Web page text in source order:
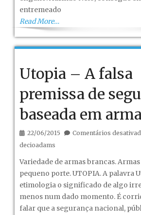
entremeado
Read More…
Utopia – A falsa
premissa de
baseada em
22/06/2015 Comentários
decioadams
Variedade de armas brancas.
pequeno porte. UTOPIA. A palavra
etimologia o significado de algo
menos num dado momento. É
falar que a segurança nacional,